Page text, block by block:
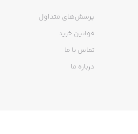
پرسش‌های متداول
قوانین خرید
تماس با ما
درباره ما